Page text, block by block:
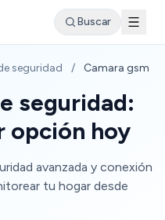
Buscar
seguridad / Camara gsm
seguridad:
opción hoy
avanzada y conexión
tu hogar desde